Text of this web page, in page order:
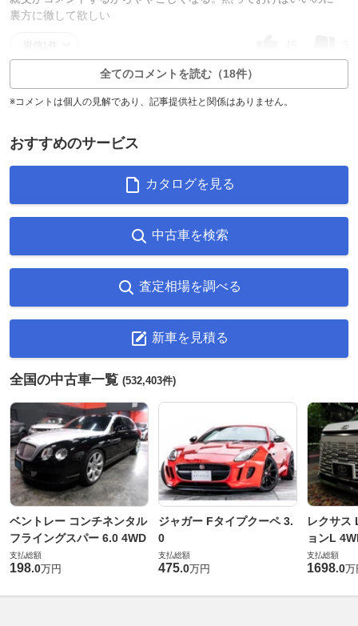
裏方に徹して欲しい
全てのコメントを読む（18件）
※コメントは個人の見解であり、記事提供社と関係はありません。
おすすめのサービス
カタログを見る
中古車を検索
査定相場を調べる
新車を見積る
全国の中古車一覧 (532,403件)
ベントレー コンチネンタル
フライングスパー 6.0 4WD
支払総額
198.0万円
ジャガー Fタイプクーペ 3.
0
支払総額
475.0万円
レクサス
ョンL
支払総額
1698.0万